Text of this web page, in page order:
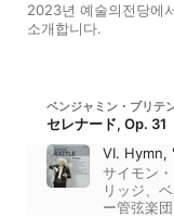
2023년 예술의전당에
소개합니다.
ベンジャミン・ブリテ
セレナード, Op. 31
VI. Hymn,
サイモン
リッジ、
ー管弦楽団